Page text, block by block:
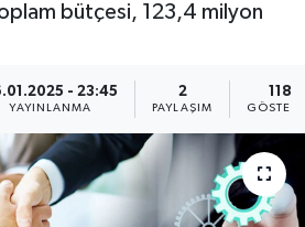
bütçesi, 123,4 milyon
- 23:45
YAYINLANMA
2
PAYLAŞIM
118